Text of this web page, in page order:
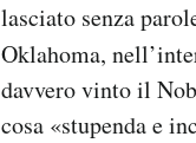
lasciato senza
Oklahoma,
davvero vinto il
cosa «stupenda e